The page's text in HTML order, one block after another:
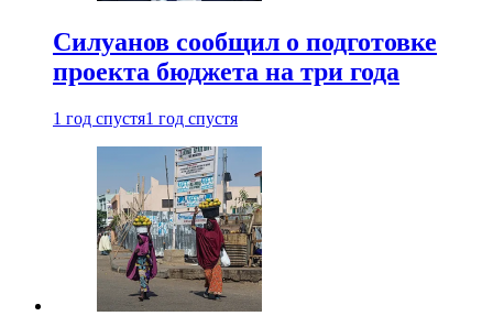
Силуанов сообщил о подготовке
проекта бюджета на три года
1 год спустя1 год спустя